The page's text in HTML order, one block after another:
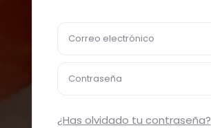
Correo electrónico
Contraseña
¿Has olvidado tu contraseña?